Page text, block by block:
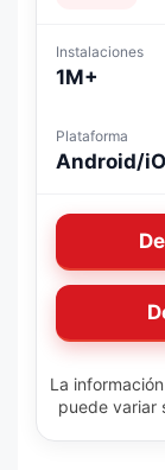
Instalaciones
1M+
Plataforma
Android/
La
puede variar